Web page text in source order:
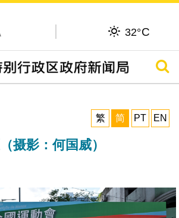
32°C
搜寻
繁
简 PT EN
摄影：何国威）